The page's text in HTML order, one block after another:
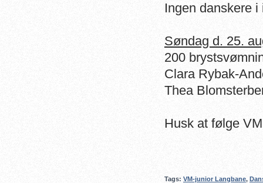
Ingen danskere i
Søndag d. 25.
200
Clara Rybak-
Thea
Husk at følge
Tags: VM-junior Langbane,